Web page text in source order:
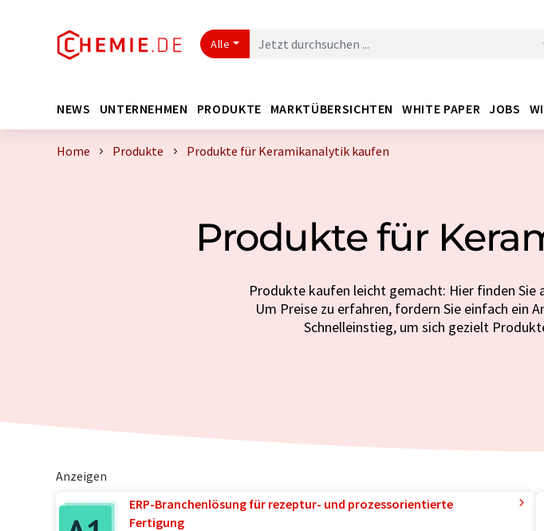
Alle
NEWS UNTERNEHMEN PRODUKTE MARKTÜBERSICHTEN WHITE PAPER JOBS
Home Produkte Produkte für Keramikanalytik kaufen
Produkte für
Produkte kaufen leicht gemacht: Hier finden
Um Preise zu erfahren, fordern Sie einfach ein
Schnelleinstieg, um sich gezielt
Anzeigen
ERP-Branchenlösung für rezeptur- und prozessorientierte
Fertigung